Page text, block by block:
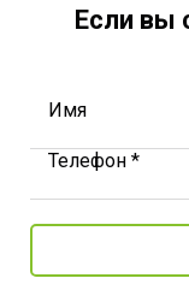
Если вы
Имя
Телефон *